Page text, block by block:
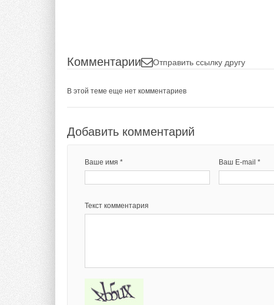
Комментарии Отправить ссылку другу
В этой теме еще нет комментариев
Добавить комментарий
Ваше имя * Ваш E-mail *
Текст комментария